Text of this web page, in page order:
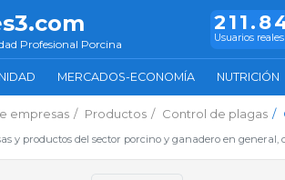
Profesional Porcina Usuarios reales
MERCADOS-ECONOMÍA NUTRICIÓN
empresas Productos Control de plagas
y productos del sector porcino y ganadero en